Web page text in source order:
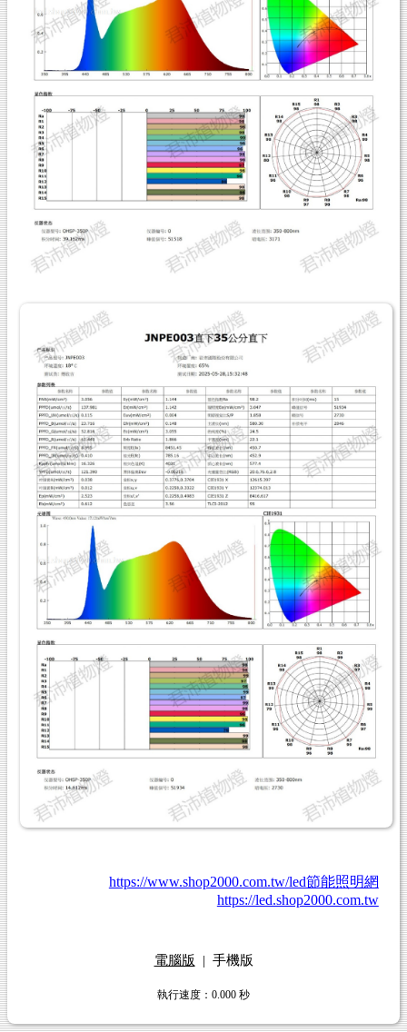
https://www.shop2000.com.tw/led節能照明網
https://led.shop2000.com.tw
電腦版 | 手機版
執行速度 ：0.000 秒